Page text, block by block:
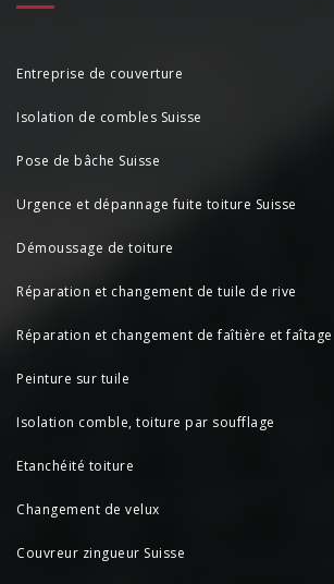
Entreprise de couverture
Isolation de combles Suisse
Pose de bâche Suisse
Urgence et dépannage fuite toiture Suisse
Démoussage de toiture
Réparation et changement de tuile de rive
Réparation et changement de faîtière et faîtage
Peinture sur tuile
Isolation comble, toiture par soufflage
Etanchéité toiture
Changement de velux
Couvreur zingueur Suisse